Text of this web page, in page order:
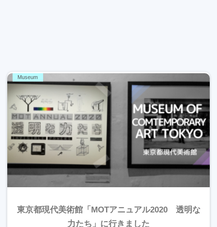
Museum
東京都現代美術館「MOTアニュアル2020 透明な
力たち」に行きました